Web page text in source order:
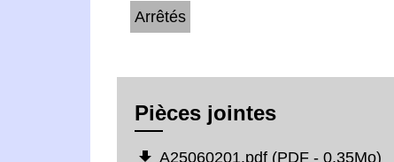
Arrêtés
Pièces jointes
A25060201.pdf (PDF - 0.35Mo)